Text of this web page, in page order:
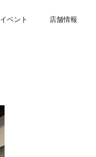
イベント 店舗情報